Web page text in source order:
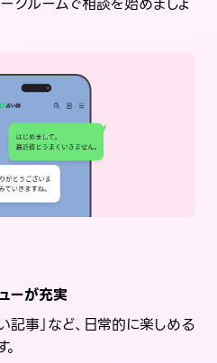
ーが充実
記事」など、日常的に楽しめる